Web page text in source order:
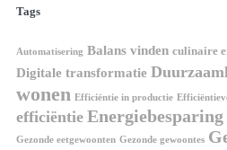
Tags
Automatisering Balans vinden culinaire
Digitale transformatie
wonen Efficiëntie in productie
efficiëntie Energiebesparing
Gezonde eetgewoonten Gezonde gewoontes